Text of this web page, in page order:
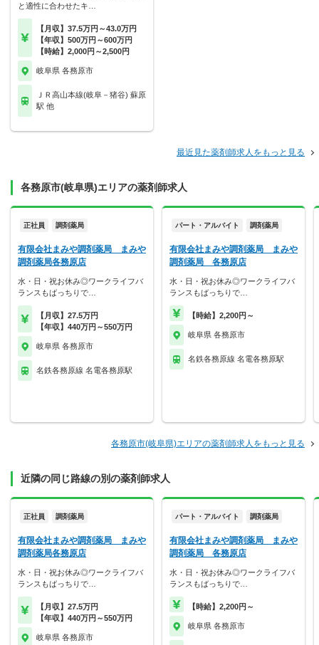
と適性に合わせたキ…
【月収】37.5万円～43.0万円
【年収】500万円～600万円
【時給】2,000円～2,500円
岐阜県 各務原市
ＪＲ高山本線(岐阜－猪谷) 蘇原
駅 他
最近見た薬剤師求人をもっと見る
各務原市(岐阜県)エリアの薬剤師求人
正社員 調剤薬局
有限会社まみや調剤薬局 まみや
調剤薬局各務原店
水・日・祝お休み◎ワークライフバ
ランスもばっちりで…
【月収】27.5万円
【年収】440万円～550万円
岐阜県 各務原市
名鉄各務原線 名電各務原駅
パート・アルバイト 調剤薬局
有限会社まみや調剤薬局 まみや
調剤薬局 各務原店
水・日・祝お休み◎ワークライフバ
ランスもばっちりで…
【時給】2,200円～
岐阜県 各務原市
名鉄各務原線 名電各務原駅
各務原市(岐阜県)エリアの薬剤師求人をもっと見る
近隣の同じ路線の別の薬剤師求人
正社員 調剤薬局
有限会社まみや調剤薬局 まみや
調剤薬局各務原店
水・日・祝お休み◎ワークライフバ
ランスもばっちりで…
【月収】27.5万円
【年収】440万円～550万円
岐阜県 各務原市
パート・アルバイト 調剤薬局
有限会社まみや調剤薬局 まみや
調剤薬局 各務原店
水・日・祝お休み◎ワークライフバ
ランスもばっちりで…
【時給】2,200円～
岐阜県 各務原市